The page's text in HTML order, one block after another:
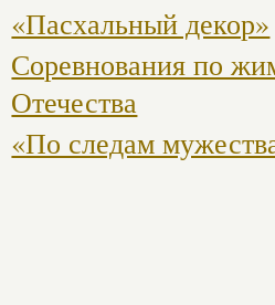
«Пасхальный декор»
Соревнования по
Отечества
«По следам